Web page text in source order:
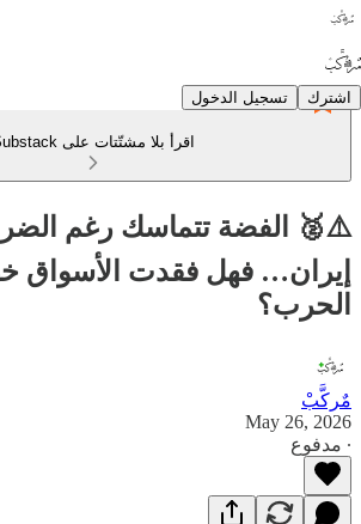
اشترك تسجيل الدخول
اقرأ بلا مشتّتات على Substack
⚠️🥈 الفضة تتماسك رغم
إيران… فهل فقدت الأسواق
الحرب؟
مٌركَّبْ
May 26, 2026
∙ مدفوع